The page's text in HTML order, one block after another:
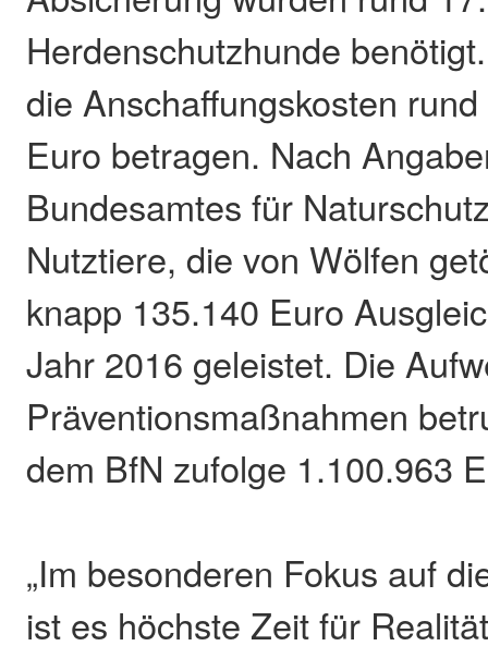
Herdenschutzhunde
die Anschaffungskosten
Euro betragen. Nach
Bundesamtes für
Nutztiere, die von Wölfen
knapp 135.140 Euro
Jahr 2016 geleistet. Die
Präventionsmaßnahmen
dem BfN zufolge 1.100.963
„Im besonderen Fokus auf
ist es höchste Zeit für